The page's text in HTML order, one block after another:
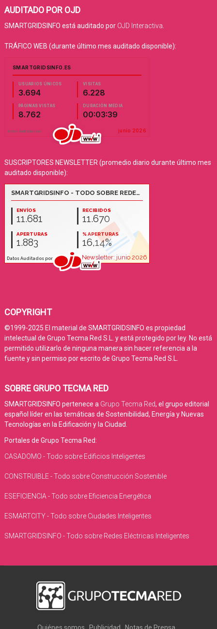
AUDITADO POR OJD
SMARTGRIDSINFO está auditado por OJD Interactiva
TRÁFICO WEB (durante último mes auditado disponible):
SUSCRIPTORES NEWSLETTER (promedio diario durante último mes
auditado disponible):
COPYRIGHT
©1999-2025 El material de SMARTGRIDSINFO es propiedad
intelectual de Grupo Tecma Red S.L. y está protegido por ley. No está
permitido utilizarlo de ninguna manera sin hacer referencia a la
fuente y sin permiso por escrito de Grupo Tecma Red S.L.
SOBRE GRUPO TECMA RED
SMARTGRIDSINFO pertenece a Grupo Tecma Red, el grupo editorial
español líder en las temáticas de Sostenibilidad, Energía y Nuevas
Tecnologías en la Edificación y la Ciudad.
Portales de Grupo Tecma Red:
CASADOMO - Todo sobre Edificios Inteligentes
CONSTRUIBLE - Todo sobre Construcción Sostenible
ESEFICIENCIA - Todo sobre Eficiencia Energética
ESMARTCITY - Todo sobre Ciudades Inteligentes
SMARTGRIDSINFO - Todo sobre Redes Eléctricas Inteligentes
Quiénes somos Publicidad Notas de Prensa